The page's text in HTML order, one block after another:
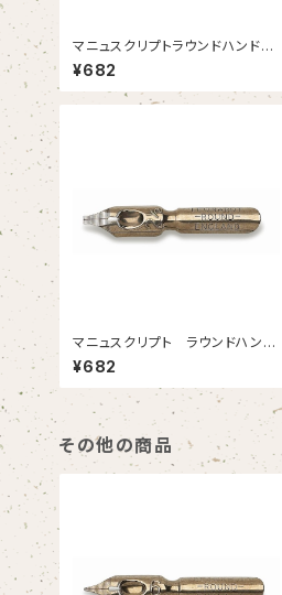
マニュスクリプトラウンドハンド１
3.15mm 2本入
¥682
マニュスクリプト ラウンドハンド
2-1/2 1.65mm 2本入
¥682
その他の商品